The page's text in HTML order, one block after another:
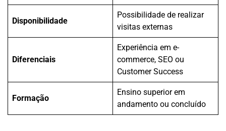
Disponibilidade
Possibilidade de realizar
visitas externas
Diferenciais
Experiência em e-
commerce, SEO ou
Customer Success
Formação
Ensino superior em
andamento ou concluído